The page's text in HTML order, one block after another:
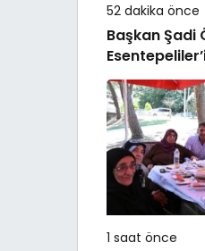
52 dakika önce
Başkan Şadi
1 saat önce